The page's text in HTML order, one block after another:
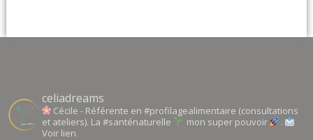
celiadreams
Cécile - Référente en #profilagealimentaire (consultations
et ateliers). La #santénaturelle
mon super pouvoir
.
Voir lien